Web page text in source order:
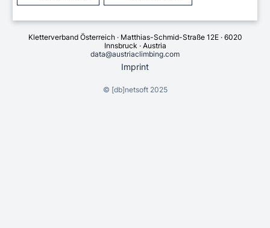
Kletterverband Österreich · Matthias-Schmid-Straße 12E · 6020
Innsbruck · Austria
data@austriaclimbing.com
Imprint
© [db]netsoft2025